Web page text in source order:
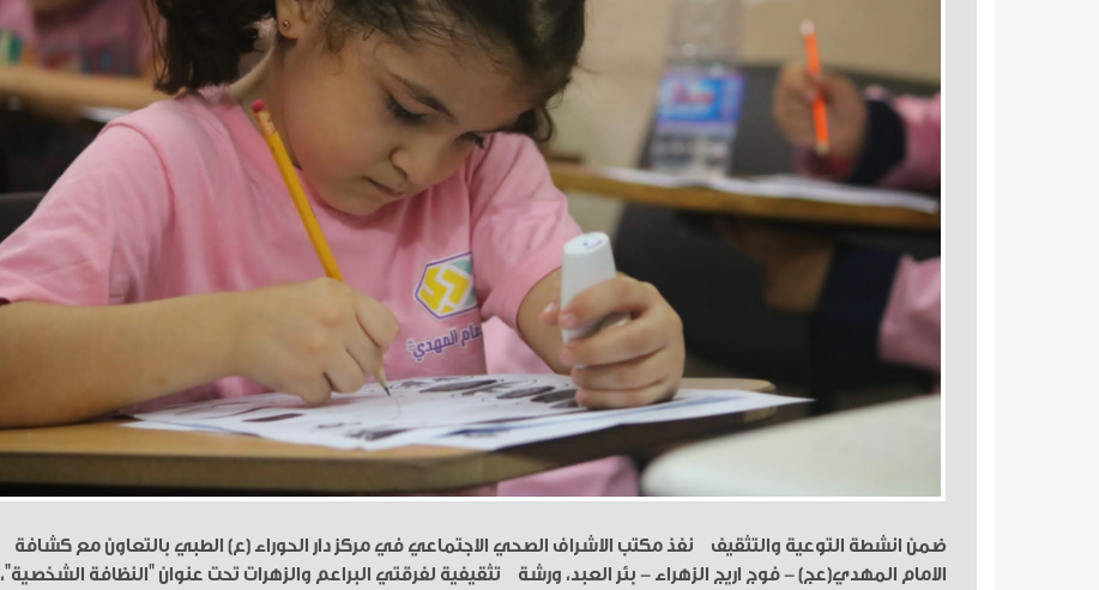
ضمن انشطة التوعية والتثقيف نفذ مكتب الاشراف الصحي الاجتماعي في مركز دار الحوراء (ع) الطبي بالتعاون مع كشافة
الامام المهدي(عج) - فوج اريج الزهراء - بئر العبد، ورشة تثقيفية لفرقتي البراعم والزهرات تحت عنوان "النظافة الشخصية"،